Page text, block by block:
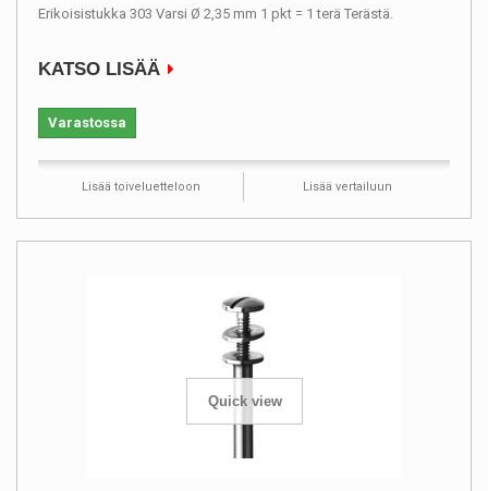
Erikoisistukka 303 Varsi Ø 2,35 mm 1 pkt = 1 terä Terästä.
KATSO LISÄÄ
Varastossa
Lisää toiveluetteloon Lisää vertailuun
Quick view